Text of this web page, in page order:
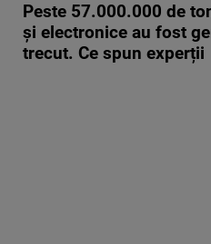
Peste 57.000.000 de
și electronice au fost
trecut. Ce spun experții